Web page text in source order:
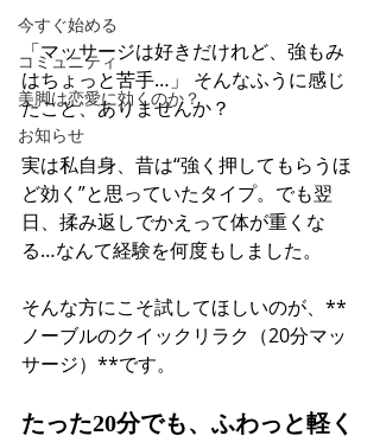
今すぐ始める
コミュニティ
美脚は恋愛に効くのか？
お知らせ
「マッサージは好きだけれど、強もみ
はちょっと苦手…」 そんなふうに感じ
たこと、ありませんか？
実は私自身、昔は“強く押してもらうほ
ど効く”と思っていたタイプ。でも翌
日、揉み返しでかえって体が重くな
る…なんて経験を何度もしました。
そんな方にこそ試してほしいのが、**
ノーブルのクイックリラク（20分マッ
サージ）**です。
たった20分でも、ふわっと軽く